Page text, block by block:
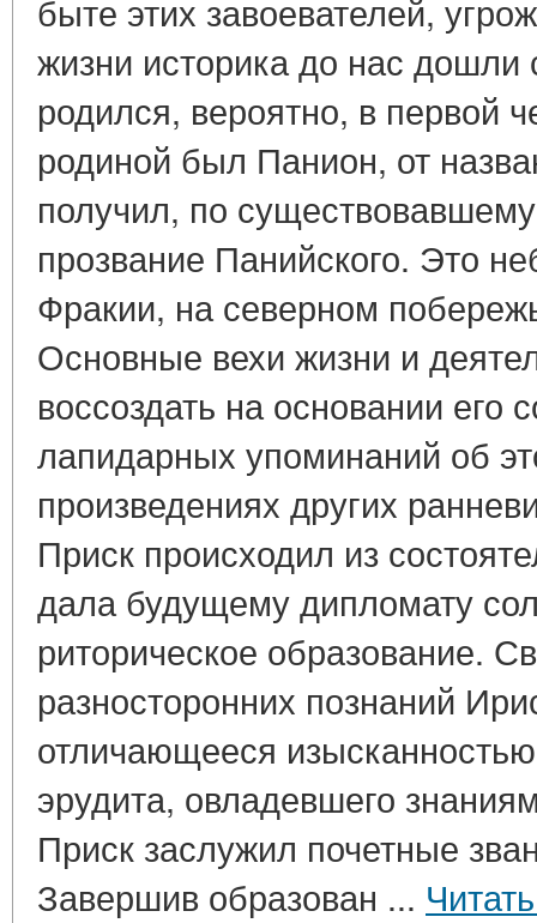
быте этих завоевателей,
жизни историка до нас
родился, вероятно, в первой
родиной был Панион, от
получил, по
прозвание Панийского. Это
Фракии, на северном
Основные вехи жизни и
воссоздать на основании его
лапидарных упоминаний об
произведениях других
Приск происходил из
дала будущему дипломату
риторическое образование.
разносторонних познаний
отличающееся
эрудита, овладевшего
Приск заслужил почетные
Завершив образован ...